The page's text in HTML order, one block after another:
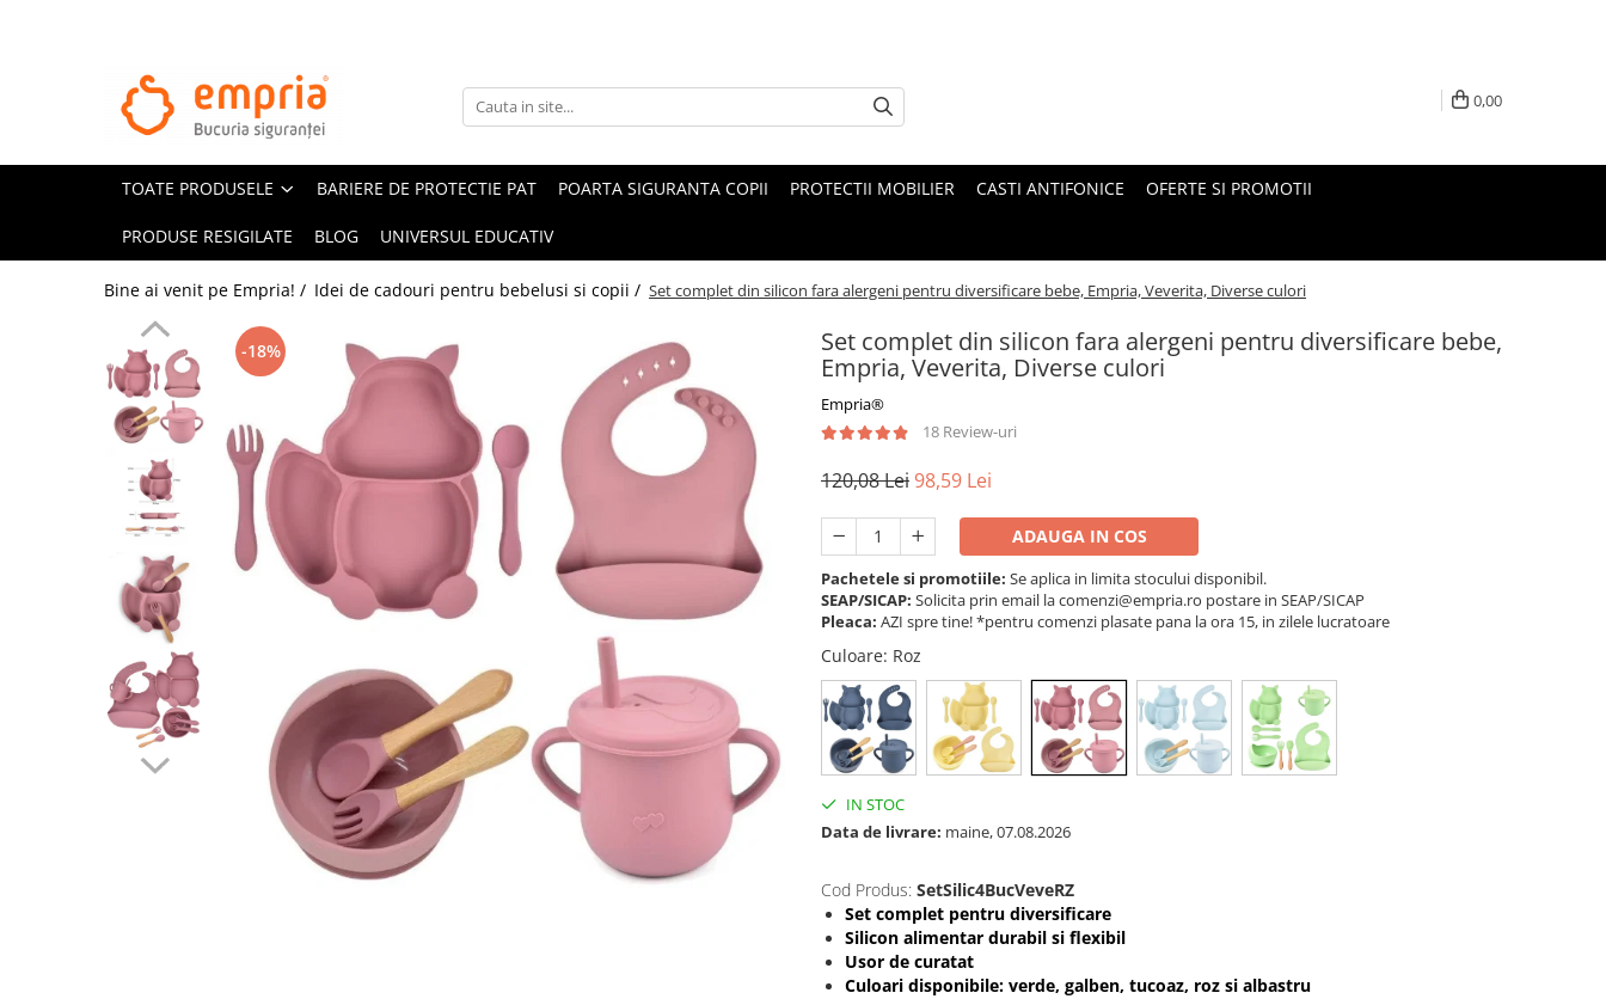
TOATE PRODUSELE
Oferte Protectii Laterale Pat
Bariere protectie pentru pat
Aparatori laterale patut bebe
Protectie colturi mobila copii
Sigurante pentru sertare si usi
Sigurante geamuri si usi glisante
Kituri de siguranta pentru copii si
Poarta siguranta copii
Deflectoare pentru aer conditionat
Protectii exterior
Casti antifonice pentru copii si
Echipament protectie bicicleta si
0,00
TOATE PRODUSELE BARIERE DE PROTECTIE PAT POARTA SIGURANTA COPII PROTECTII MOBILIER CASTI ANTIFONICE OFERTE SI PROMOTII
PRODUSE RESIGILATE BLOG UNIVERSUL EDUCATIV
Bine ai venit pe Empria! / Idei de cadouri pentru bebelusi si copii / Set complet din silicon fara alergeni pentru diversificare bebe, Empria, Veverita, Diverse culori
Set complet din silicon fara alergeni pentru diversificare bebe,
Empria, Veverita, Diverse culori
Empria®
18 Review-uri
-18%
120,08 Lei98,59 Lei
ADAUGA IN COS
Pachetele si promotiile: Se aplica in limita stocului disponibil.
SEAP/SICAP: Solicita prin email la comenzi@empria.ro postare in SEAP/SICAP
Pleaca: AZI spre tine! *pentru comenzi plasate pana la ora 15, in zilele lucratoare
Culoare: Roz
IN STOC
Data de livrare: maine, 07.08.2026
Cod Produs: SetSilic4BucVeveRZ
Set complet pentru diversificare
Silicon alimentar durabil si flexibil
Usor de curatat
Culoari disponibile: verde, galben, tucoaz, roz si albastru